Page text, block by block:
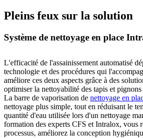
Pleins feux sur la solution
Système de nettoyage en place
L'efficacité de l'assainissement automatisé
technologie et des procédures qui
améliore ces deux aspects grâce à des
optimiser la nettoyabilité des tapis et
La barre de vaporisation de nettoyage en
nettoyage plus simple, tout en réduisant le
quantité d'eau utilisée lors d'un nettoyage
formation des experts CFS et Intralox, vous
processus, améliorez la conception